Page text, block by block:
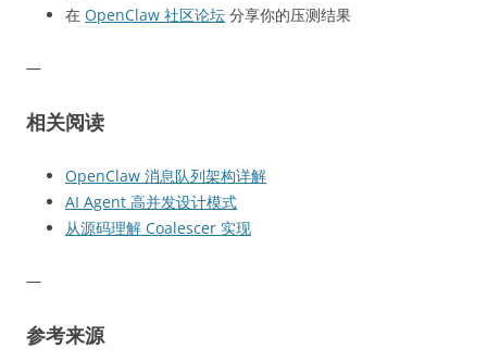
在 OpenClaw 社区论坛 分享你的压测结果
—
相关阅读
OpenClaw 消息队列架构详解
AI Agent 高并发设计模式
从源码理解 Coalescer 实现
—
参考来源